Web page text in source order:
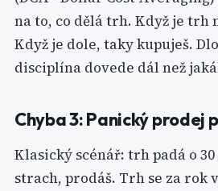
na to, co dělá trh. Když je trh
Když je dole, taky kupuješ.
disciplína dovede dál než
Chyba 3: Panický prodej
Klasický scénář: trh padá o
strach, prodáš. Trh se za rok